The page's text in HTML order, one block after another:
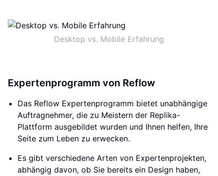
Desktop vs. Mobile Erfahrung
Expertenprogramm von Reflow
Das Reflow Expertenprogramm bietet unabhängige
Auftragnehmer, die zu Meistern der Replika-
Plattform ausgebildet wurden und Ihnen helfen, Ihre
Seite zum Leben zu erwecken.
Es gibt verschiedene Arten von Expertenprojekten,
abhängig davon, ob Sie bereits ein Design haben,